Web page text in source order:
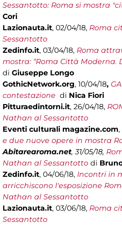
Sessantotto: Roma si mostra
Cori
Lazionauta.it, 02/04/18, Roma
Sessantotto
Zedinfo.it, 03/04/18, Roma
mostra: “Roma Città Moderna.
di Giuseppe Longo
GothicNetwork.org, 10/04/18,
contestazione di Nica Fiori
Pitturaedintorni.it, 26/04/18,
Nathan al Sessantotto
Eventi culturali magazine.com,
e due nuove opere in mostra
Abitarearoma.net, 31/05/18,
Nathan al Sessantotto di
Zedinfo.it, 04/06/18, Incontri in
arricchiscono l'esposizione
Nathan al Sessantotto
Lazionauta.it, 03/06/18, Roma
Sessantotto